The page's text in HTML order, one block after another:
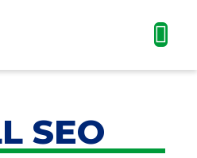
SEO